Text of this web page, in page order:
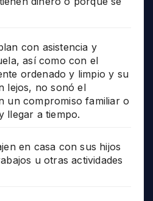
con asistencia y
así como con el
ordenado y limpio y su
lejos, no sonó el
un compromiso familiar o
llegar a tiempo.
en casa con sus hijos
u otras actividades